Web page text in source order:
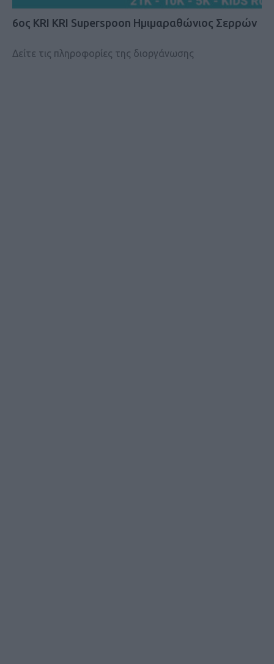
6ος KRI KRI Superspoon Ημιμαραθώνιος Σερρών
Δείτε τις πληροφορίες της διοργάνωσης